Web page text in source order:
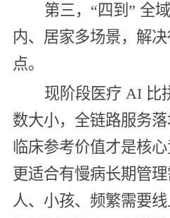
第三，“四到” 全
内、居家多场景，解
点。
现阶段医疗 AI 比
数大小，全链路服务
临床参考价值才是核
更适合有慢病长期管
人、小孩、频繁需要